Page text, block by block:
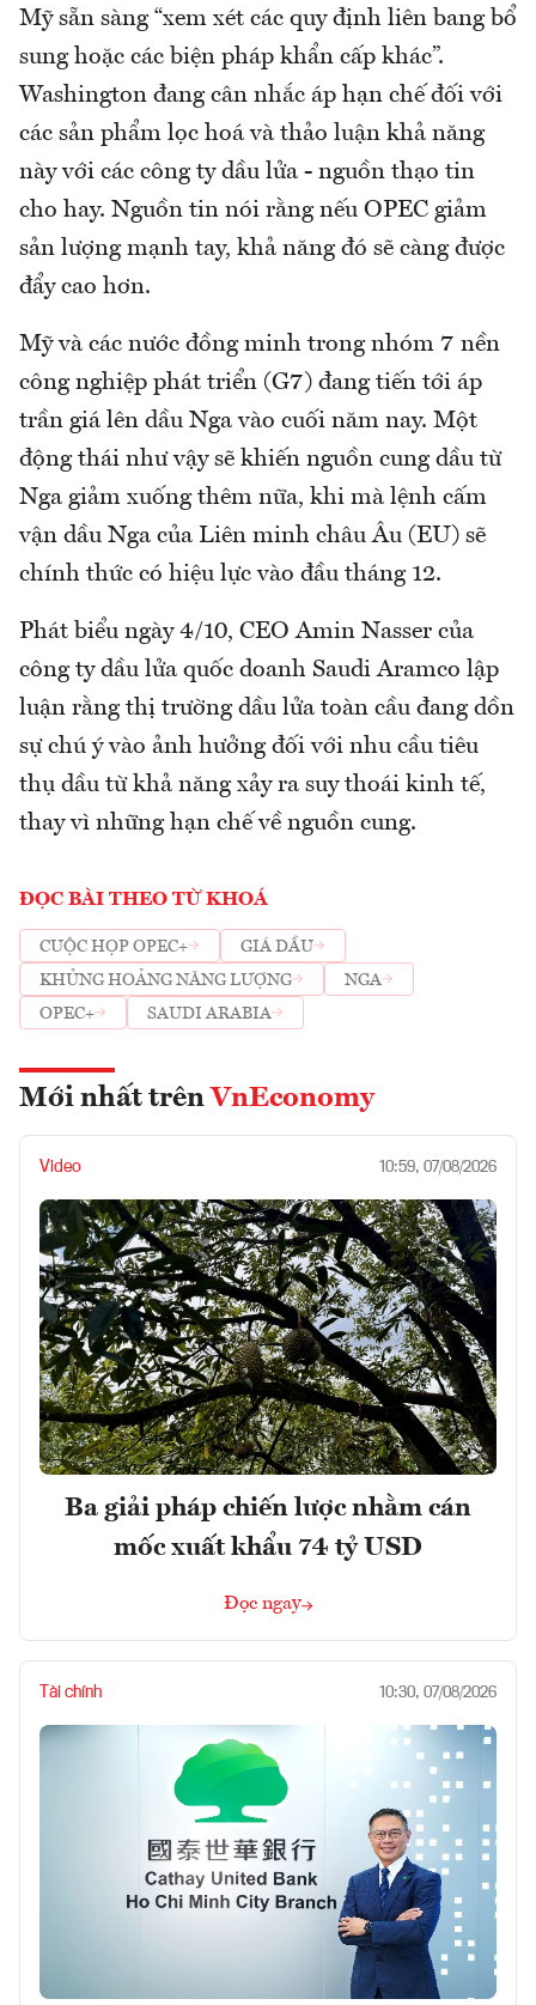
Mỹ sẵn sàng “xem xét các quy định liên bang bổ
sung hoặc các biện pháp khẩn cấp khác”.
Washington đang cân nhắc áp hạn chế đối với
các sản phẩm lọc hoá và thảo luận khả năng
này với các công ty dầu lửa - nguồn thạo tin
cho hay. Nguồn tin nói rằng nếu OPEC giảm
sản lượng mạnh tay, khả năng đó sẽ càng được
đẩy cao hơn.
Mỹ và các nước đồng minh trong nhóm 7 nền
công nghiệp phát triển (G7) đang tiến tới áp
trần giá lên dầu Nga vào cuối năm nay. Một
động thái như vậy sẽ khiến nguồn cung dầu từ
Nga giảm xuống thêm nữa, khi mà lệnh cấm
vận dầu Nga của Liên minh châu Âu (EU) sẽ
chính thức có hiệu lực vào đầu tháng 12.
Phát biểu ngày 4/10, CEO Amin Nasser của
công ty dầu lửa quốc doanh Saudi Aramco lập
luận rằng thị trường dầu lửa toàn cầu đang dồn
sự chú ý vào ảnh hưởng đối với nhu cầu tiêu
thụ dầu từ khả năng xảy ra suy thoái kinh tế,
thay vì những hạn chế về nguồn cung.
ĐỌC BÀI THEO TỪ KHOÁ
CUỘC HỌP OPEC+
GIÁ DẦU
KHỦNG HOẢNG NĂNG LƯỢNG
NGA
OPEC+
SAUDI ARABIA
Mới nhất trên VnEconomy
Video 10:59, 07/08/2026
Ba giải pháp chiến lược nhằm cán
mốc xuất khẩu 74 tỷ USD
Đọc ngay
Tài chính 10:30, 07/08/2026